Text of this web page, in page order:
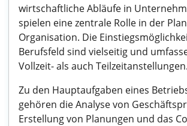
wirtschaftliche Abläufe in
spielen eine zentrale Rolle in der
Organisation. Die
Berufsfeld sind vielseitig und
Vollzeit- als auch Teilzeitanstellungen.
Zu den Hauptaufgaben eines
gehören die Analyse von
Erstellung von Planungen und das